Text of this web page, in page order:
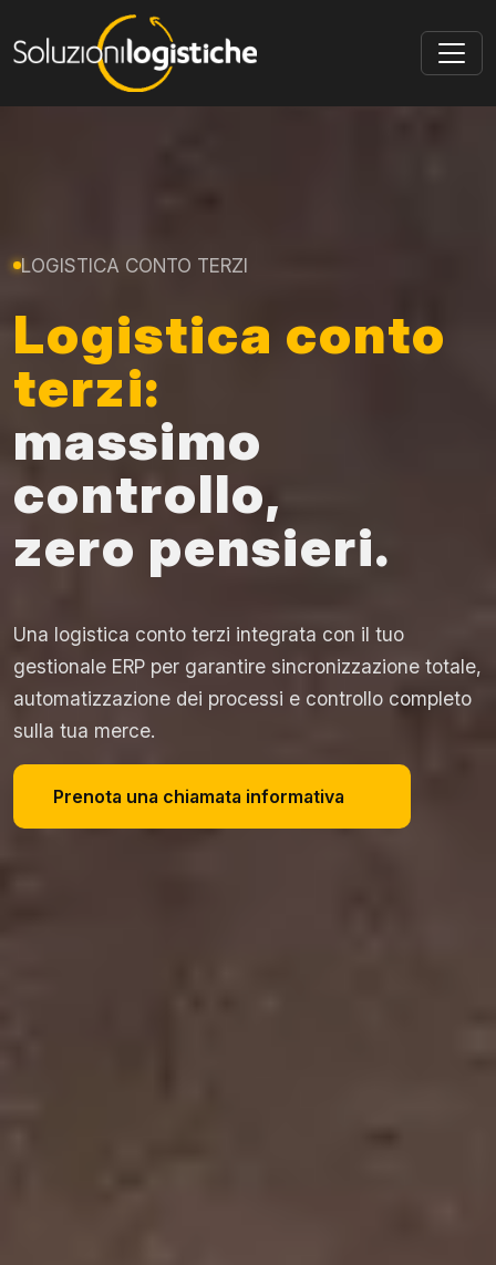
Skip to main content
LOGISTICA CONTO TERZI
Logistica conto
terzi:
massimo
controllo,
zero pensieri.
Una logistica conto terzi integrata con il tuo
gestionale ERP per garantire sincronizzazione totale,
automatizzazione dei processi e controllo completo
sulla tua merce.
Prenota una chiamata informativa